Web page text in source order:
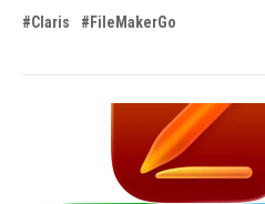
#Claris #FileMakerGo